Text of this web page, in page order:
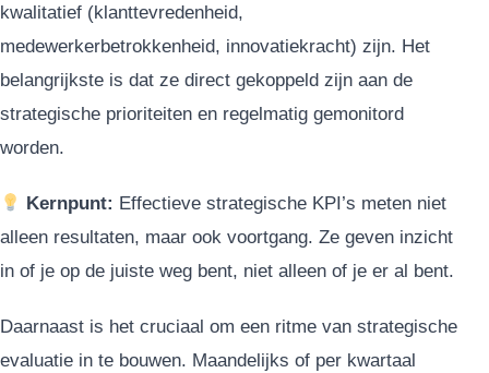
kwalitatief (klanttevredenheid,
medewerkerbetrokkenheid, innovatiekracht) zijn. Het
belangrijkste is dat ze direct gekoppeld zijn aan de
strategische prioriteiten en regelmatig gemonitord
worden.
Kernpunt: Effectieve strategische KPI’s meten niet
alleen resultaten, maar ook voortgang. Ze geven inzicht
in of je op de juiste weg bent, niet alleen of je er al bent.
Daarnaast is het cruciaal om een ritme van strategische
evaluatie in te bouwen. Maandelijks of per kwartaal